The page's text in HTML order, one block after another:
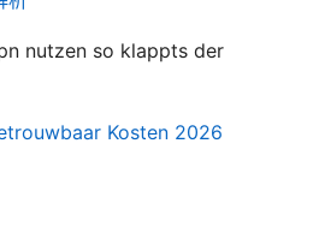
nutzen so klappts der
Kosten 2026